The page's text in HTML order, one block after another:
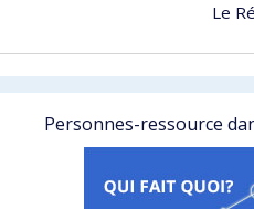
Le
Personnes-ressource